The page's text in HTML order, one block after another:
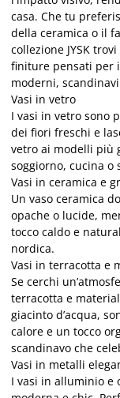
casa. Che tu
della ceramica o il
collezione JYSK
finiture pensati per
moderni,
Vasi in vetro
I vasi in vetro sono
dei fiori freschi e
vetro ai modelli più
soggiorno, cucina o
Vasi in ceramica e
Un vaso ceramica
opache o lucide,
tocco caldo e
nordica.
Vasi in terracotta e
Se cerchi
terracotta e
giacinto d’acqua,
calore e un tocco
scandinavo che
Vasi in metalli
I vasi in alluminio e